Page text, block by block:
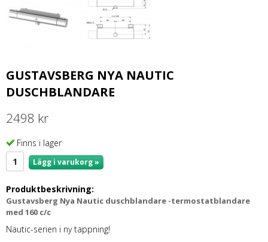
GUSTAVSBERG NYA NAUTIC
DUSCHBLANDARE
2498 kr
Finns i lager
Lägg i varukorg »
Produktbeskrivning:
Gustavsberg Nya Nautic duschblandare -termostatblandare
med 160 c/c
Nautic-serien i ny tappning!